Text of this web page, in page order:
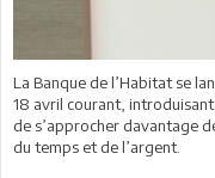
La Banque de l’Habitat se
18 avril courant,
de s’approcher davantage
du temps et de l’argent.